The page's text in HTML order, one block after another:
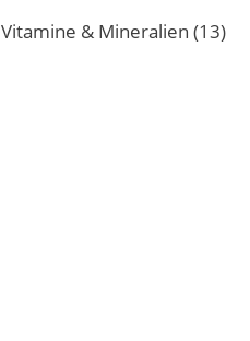
Vitamine & Mineralien (13)